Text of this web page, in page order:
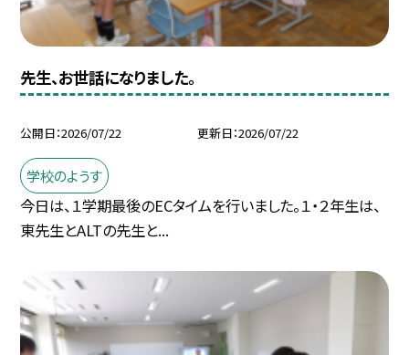
先生、お世話になりました。
公開日 2026/07/22 更新日 2026/07/22
学校のようす
今日は、１学期最後のECタイムを行いました。１・２年生は、
東先生とALTの先生と...